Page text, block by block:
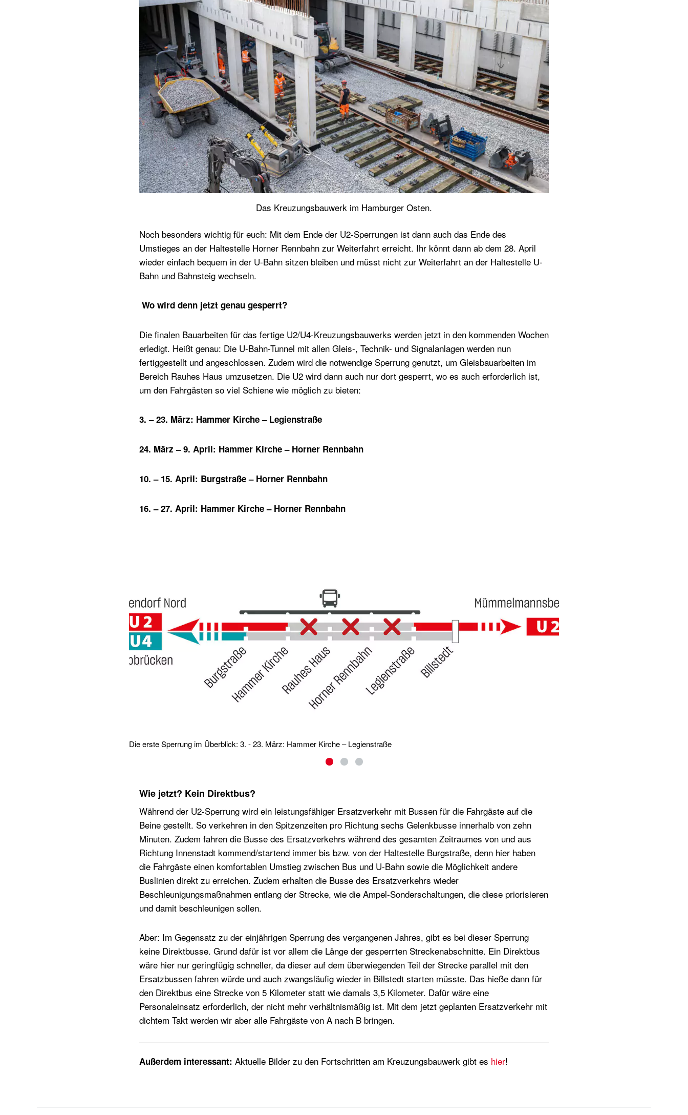
Das Kreuzungsbauwerk im Hamburger Osten.
Noch besonders wichtig für euch: Mit dem Ende der U2-Sperrungen ist dann auch das Ende des
Umstieges an der Haltestelle Horner Rennbahn zur Weiterfahrt erreicht. Ihr könnt dann ab dem 28. April
wieder einfach bequem in der U-Bahn sitzen bleiben und müsst nicht zur Weiterfahrt an der Haltestelle U-
Bahn und Bahnsteig wechseln.
Wo wird denn jetzt genau gesperrt?
Die finalen Bauarbeiten für das fertige U2/U4-Kreuzungsbauwerks werden jetzt in den kommenden Wochen
erledigt. Heißt genau: Die U-Bahn-Tunnel mit allen Gleis-, Technik- und Signalanlagen werden nun
fertiggestellt und angeschlossen. Zudem wird die notwendige Sperrung genutzt, um Gleisbauarbeiten im
Bereich Rauhes Haus umzusetzen. Die U2 wird dann auch nur dort gesperrt, wo es auch erforderlich ist,
um den Fahrgästen so viel Schiene wie möglich zu bieten:
3. – 23. März: Hammer Kirche – Legienstraße
24. März – 9. April: Hammer Kirche – Horner Rennbahn
10. – 15. April: Burgstraße – Horner Rennbahn
16. – 27. April: Hammer Kirche – Horner Rennbahn
Die erste Sperrung im Überblick: 3. - 23. März: Hammer Kirche – Legienstraße
Wie jetzt? Kein Direktbus?
Während der U2-Sperrung wird ein leistungsfähiger Ersatzverkehr mit Bussen für die Fahrgäste auf die
Beine gestellt. So verkehren in den Spitzenzeiten pro Richtung sechs Gelenkbusse innerhalb von zehn
Minuten. Zudem fahren die Busse des Ersatzverkehrs während des gesamten Zeitraumes von und aus
Richtung Innenstadt kommend/startend immer bis bzw. von der Haltestelle Burgstraße, denn hier haben
die Fahrgäste einen komfortablen Umstieg zwischen Bus und U-Bahn sowie die Möglichkeit andere
Buslinien direkt zu erreichen. Zudem erhalten die Busse des Ersatzverkehrs wieder
Beschleunigungsmaßnahmen entlang der Strecke, wie die Ampel-Sonderschaltungen, die diese priorisieren
und damit beschleunigen sollen.
Aber: Im Gegensatz zu der einjährigen Sperrung des vergangenen Jahres, gibt es bei dieser Sperrung
keine Direktbusse. Grund dafür ist vor allem die Länge der gesperrten Streckenabschnitte. Ein Direktbus
wäre hier nur geringfügig schneller, da dieser auf dem überwiegenden Teil der Strecke parallel mit den
Ersatzbussen fahren würde und auch zwangsläufig wieder in Billstedt starten müsste. Das hieße dann für
den Direktbus eine Strecke von 5 Kilometer statt wie damals 3,5 Kilometer. Dafür wäre eine
Personaleinsatz erforderlich, der nicht mehr verhältnismäßig ist. Mit dem jetzt geplanten Ersatzverkehr mit
dichtem Takt werden wir aber alle Fahrgäste von A nach B bringen.
Außerdem interessant: Aktuelle Bilder zu den Fortschritten am Kreuzungsbauwerk gibt es hier!